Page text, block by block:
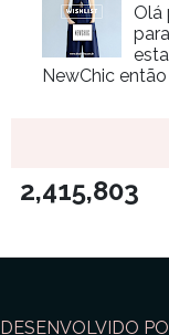
Olá
NewChic então
2,415,803
DESENVOLVIDO